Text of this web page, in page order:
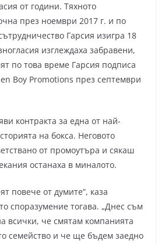
от години. Тяхното
през ноември 2017 г. и по
Гарсия изигра 18
изглеждаха забравени,
по това време Гарсия подписа
Boy Promotions през септември
контракта за една от най-
на бокса. Неговото
от промоутъра и сякаш
останаха в миналото.
повече от думите“, каза
споразумение тогава. „Днес съм
всички, че смятам компанията
семейство и че ще бъдем заедно